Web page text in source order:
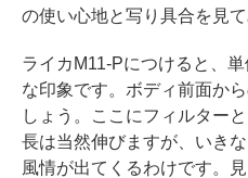
の使い心地と写り具合を見て
ライカM11-Pにつけると、
な印象です。ボディ前面か
しょう。ここにフィルター
長は当然伸びますが、いき
風情が出てくるわけです。